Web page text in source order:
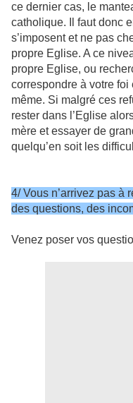
ce dernier cas, le
catholique. Il faut donc
s’imposent et ne pas
propre Eglise. A ce
propre Eglise, ou
correspondre à votre
même. Si malgré ces
rester dans l’Eglise
mère et essayer de
quelqu’en soit les
4/ Vous n’arrivez pas à
des questions, des
Venez poser vos